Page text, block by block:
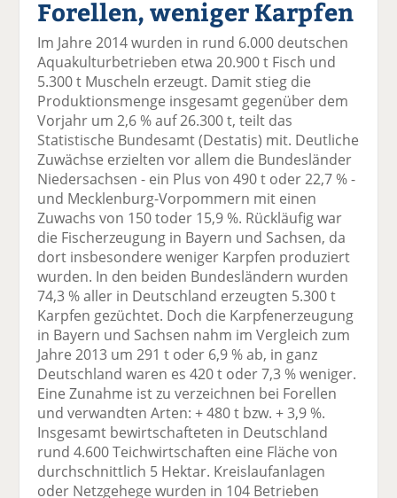
el
a
uf
F
ac
e
b
o
o
k
te
il
e
n
el
t
wi
tt
er
n
el
a
uf
Li
n
k
di
n
te
il
e
n
el
p
er
E
ai
v
er
se
d
e
n
el
D
ru
n
Forellen, weniger Karpfen
Im Jahre 2014 wurden in rund 6.000 deutschen
Aquakulturbetrieben etwa 20.900 t Fisch und
5.300 t Muscheln erzeugt. Damit stieg die
Produktionsmenge insgesamt gegenüber dem
Vorjahr um 2,6 % auf 26.300 t, teilt das
Statistische Bundesamt (Destatis) mit. Deutliche
Zuwächse erzielten vor allem die Bundesländer
Niedersachsen - ein Plus von 490 t oder 22,7 % -
und Mecklenburg-Vorpommern mit einen
Zuwachs von 150 toder 15,9 %. Rückläufig war
die Fischerzeugung in Bayern und Sachsen, da
dort insbesondere weniger Karpfen produziert
wurden. In den beiden Bundesländern wurden
74,3 % aller in Deutschland erzeugten 5.300 t
Karpfen gezüchtet. Doch die Karpfenerzeugung
in Bayern und Sachsen nahm im Vergleich zum
Jahre 2013 um 291 t oder 6,9 % ab, in ganz
Deutschland waren es 420 t oder 7,3 % weniger.
Eine Zunahme ist zu verzeichnen bei Forellen
und verwandten Arten: + 480 t bzw. + 3,9 %.
Insgesamt bewirtschafteten in Deutschland
rund 4.600 Teichwirtschaften eine Fläche von
durchschnittlich 5 Hektar. Kreislaufanlagen
oder Netzgehege wurden in 104 Betrieben